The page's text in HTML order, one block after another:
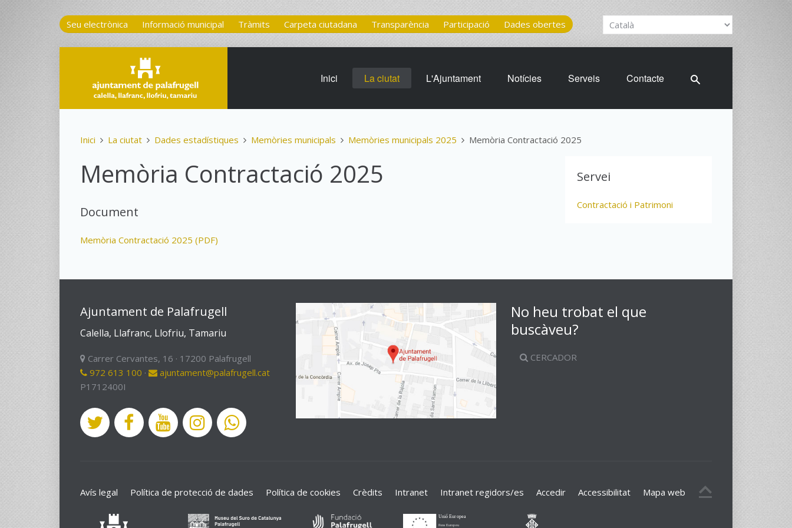
Seu electrònica Informació municipal Tràmits Carpeta ciutadana Transparència Participació Dades obertes
Inici La ciutat L'Ajuntament Notícies Serveis Contacte
Inici La ciutat Dades estadístiques Memòries municipals Memòries municipals 2025 Memòria Contractació 2025
Memòria Contractació 2025
Document
Memòria Contractació 2025 (PDF)
Servei
Contractació i Patrimoni
Ajuntament de Palafrugell
Calella, Llafranc, Llofriu, Tamariu
Carrer Cervantes, 16 · 17200 Palafrugell
972 613 100 ·
ajuntament@palafrugell.cat
P1712400I
No heu trobat el que
buscàveu?
CERCADOR
Avís legal Política de protecció de dades Política de cookies Crèdits Intranet Intranet regidors/es Accedir Accessibilitat Mapa web